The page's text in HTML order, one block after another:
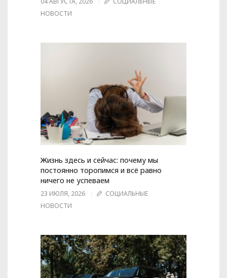
НОВОСТИ
Жизнь здесь и сейчас: почему мы
постоянно торопимся и всё равно
ничего не успеваем
23 ИЮЛЯ, 2026
СОЦИАЛЬНЫЕ
НОВОСТИ